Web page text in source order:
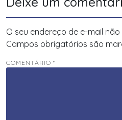
O seu endereço de e-mail
Campos obrigatórios são
COMENTÁRIO *